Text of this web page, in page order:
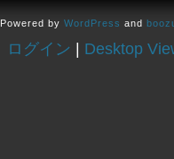
Powered by WordPress and
ログイン Desktop